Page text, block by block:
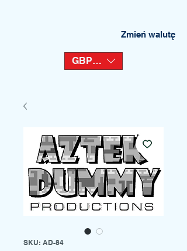
Zmień walutę
GBP (£)
SKU: AD-84